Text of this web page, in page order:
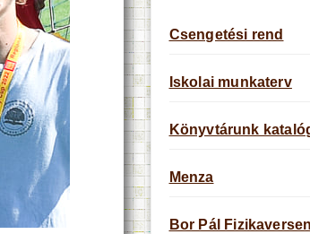
Csengetési rend
Iskolai munkaterv
Könyvtárunk
Menza
Bor Pál